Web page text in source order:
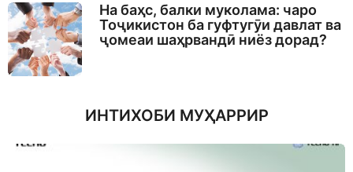
На баҳс, балки муколама: чаро
Тоҷикистон ба гуфтугӯи давлат ва
ҷомеаи шаҳрвандӣ ниёз дорад?
ИНТИХОБИ МУҲАРРИР